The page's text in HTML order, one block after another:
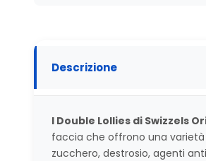
Descrizione
I Double Lollies di Swizzels
faccia che offrono una
zucchero, destrosio, agenti